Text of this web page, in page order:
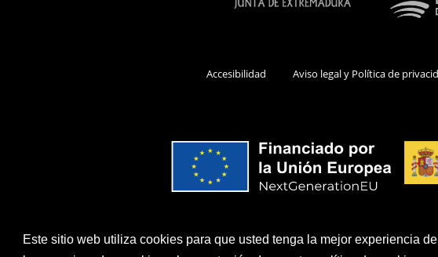
Este sitio web utiliza cookies para que usted tenga la mejor experiencia
Accesibilidad Aviso legal y Política de